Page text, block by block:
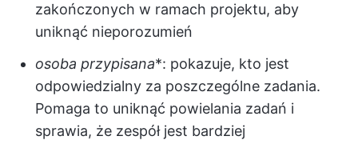
zakończonych w ramach projektu, aby
uniknąć nieporozumień
osoba przypisana*: pokazuje, kto jest
odpowiedzialny za poszczególne zadania.
Pomaga to uniknąć powielania zadań i
sprawia, że zespół jest bardziej